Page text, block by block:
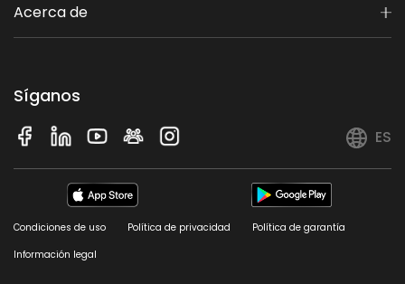
Acerca de
Síganos
ES
Condiciones de uso Política de privacidad
Política de garantía
Información legal